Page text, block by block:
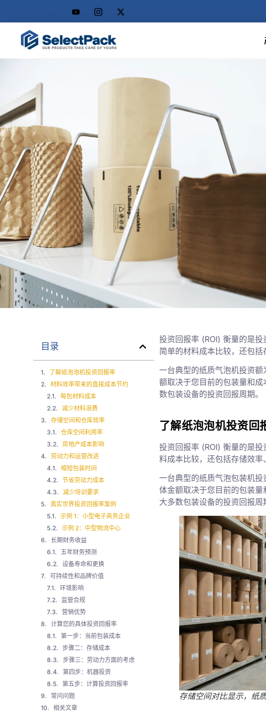
目录
了解纸泡泡机投资回报率
材料效率带来的直接成本节约
每包材料成本
减少材料浪费
存储空间和仓库效率
仓库空间利用率
房地产成本影响
劳动力和运营改进
缩短包装时间
节省劳动力成本
减少培训要求
真实世界投资回报率案例
示例 1：小型电子商务企业
示例 2：中型物流中心
长期财务收益
五年财务预测
设备寿命和更换
可持续性和品牌价值
环境影响
监管合规
营销优势
计算您的具体投资回报率
第一步：当前包装成本
步骤二：存储成本
步骤三：劳动力方面的考虑
第四步：机器投资
第五步：计算投资回报率
常问问题
相关文章
投资回报率 (ROI) 衡量的是
简单的材料成本比较，还包括
一台典型的纸质气泡机投资
额取决于您目前的包装量和
数包装设备的投资回报周期。
了解纸泡泡机投资回
投资回报率 (ROI) 衡量的是
料成本比较，还包括存储效率
一台典型的纸质气泡包装机
体金额取决于您目前的包装
大多数包装设备的投资回报
存储空间对比显示，纸